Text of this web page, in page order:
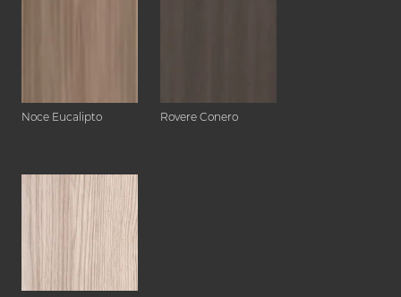
Noce Eucalipto Rovere Conero